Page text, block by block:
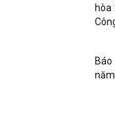
hòa
Báo